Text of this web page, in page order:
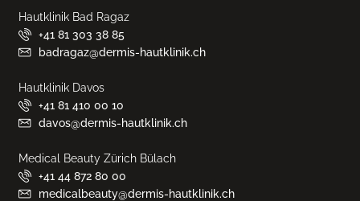
Hautklinik Bad Ragaz
+41 81 303 38 85
badragaz@dermis-hautklinik.ch
Hautklinik Davos
+41 81 410 00 10
davos@dermis-hautklinik.ch
Medical Beauty Zürich Bülach
+41 44 872 80 00
medicalbeauty@dermis-hautklinik.ch